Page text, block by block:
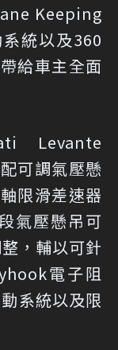
Keeping
統以及360
給車主全面
Levante
可調氣壓懸
限滑差速器
氣壓懸吊可
，輔以可針
電子阻
系統以及限